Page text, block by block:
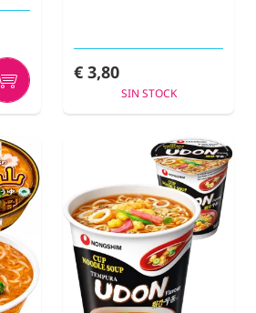
€ 3,80
SIN STOCK